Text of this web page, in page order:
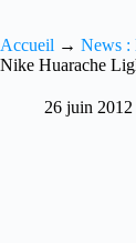
Accueil → News :
Nike Huarache
26 juin 2012